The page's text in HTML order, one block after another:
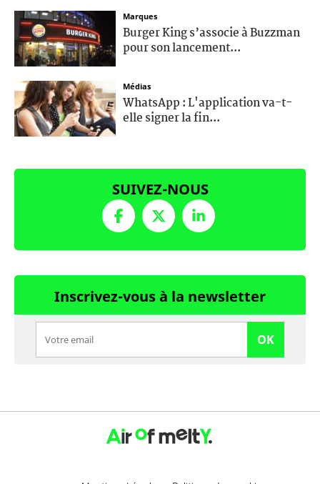
Marques
Burger King s’associe à Buzzman
pour son lancement...
Médias
WhatsApp : L'application va-t-
elle signer la fin...
SUIVEZ-NOUS
Inscrivez-vous à la newsletter
OK